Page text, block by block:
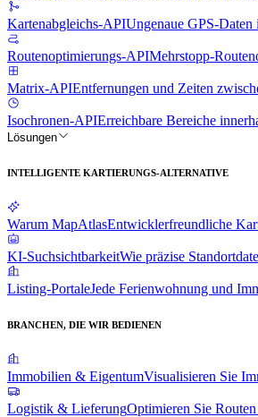
Kartenabgleichs-APIUngenaue GPS-Daten
Routenoptimierungs-APIMehrstopp-
Matrix-APIEntfernungen und Zeiten
Isochronen-APIErreichbare Bereiche
Lösungen
INTELLIGENTE KARTIERUNGS-ALTERNATIVE
Warum MapAtlasEntwicklerfreundliche
KI-SuchsichtbarkeitWie präzise
Listing-PortaleJede Ferienwohnung und
BRANCHEN, DIE WIR BEDIENEN
Immobilien & EigentumVisualisieren Sie
Logistik & LieferungOptimieren Sie